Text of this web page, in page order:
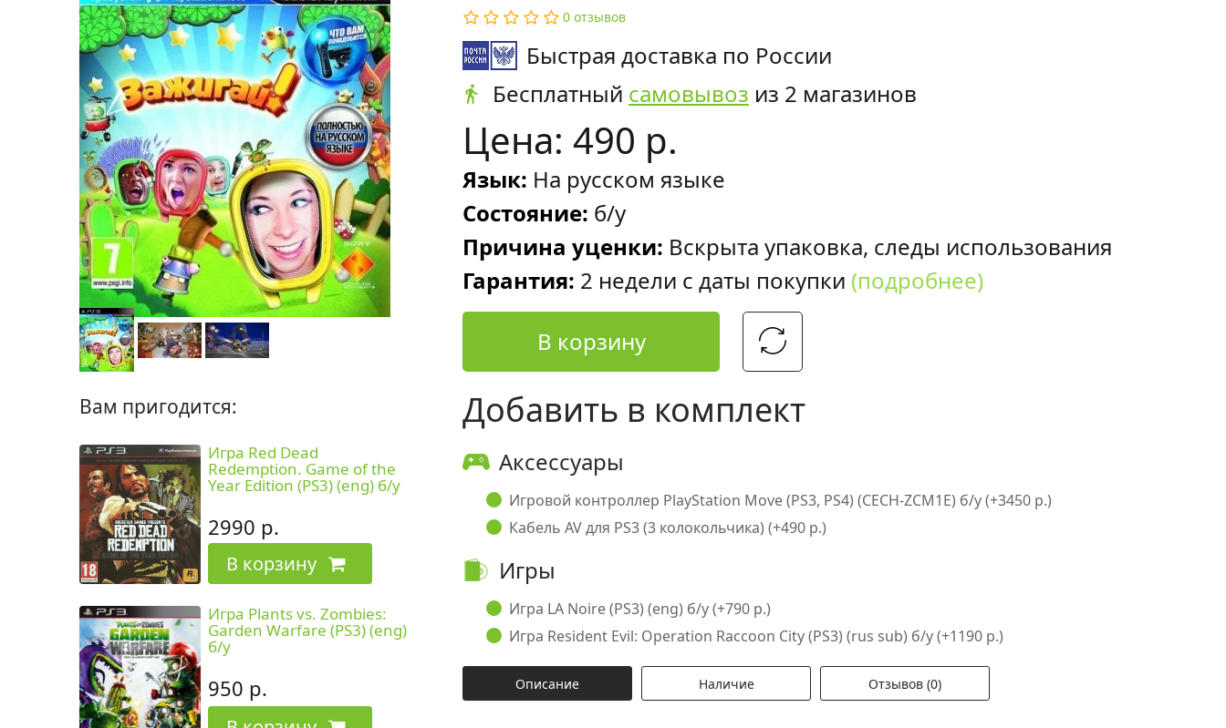
Вам пригодится:
Игра Red Dead
Redemption. Game of the
Year Edition (PS3) (eng) б/у
2990 р.
В корзину
Игра Plants vs. Zombies:
Garden Warfare (PS3) (eng)
б/у
950 р.
0 отзывов
Быстрая доставка по России
Бесплатный самовывоз из 2 магазинов
Цена: 490 р.
Язык: На русском языке
Состояние: б/у
Причина уценки: Вскрыта упаковка, следы использования
Гарантия: 2 недели с даты покупки (подробнее)
В корзину
Добавить в комплект
Аксессуары
Игровой контроллер PlayStation Move (PS3, PS4) (CECH-ZCM1E) б/у (+3450 р.)
Кабель AV для PS3 (3 колокольчика) (+490 р.)
Игры
Игра LA Noire (PS3) (eng) б/у (+790 р.)
Игра Resident Evil: Operation Raccoon City (PS3) (rus sub) б/у (+1190 р.)
Описание Наличие Отзывов (0)